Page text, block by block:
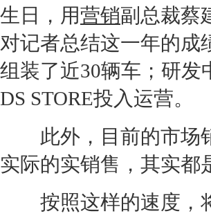
生日，用营销副总裁蔡
对记者总结这一年的成
组装了近30辆车；研发
DS STORE投入运营。
此外，目前的市场销
实际的实销售，其实都
按照这样的速度，将